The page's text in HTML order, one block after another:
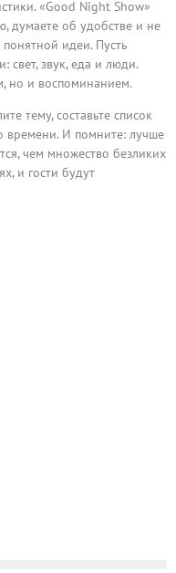
«Good Night Show»
думаете об удобстве и не
идеи. Пусть
свет, звук, еда и люди.
но и воспоминанием.
тему, составьте список
времени. И помните: лучше
чем множество безликих
и гости будут